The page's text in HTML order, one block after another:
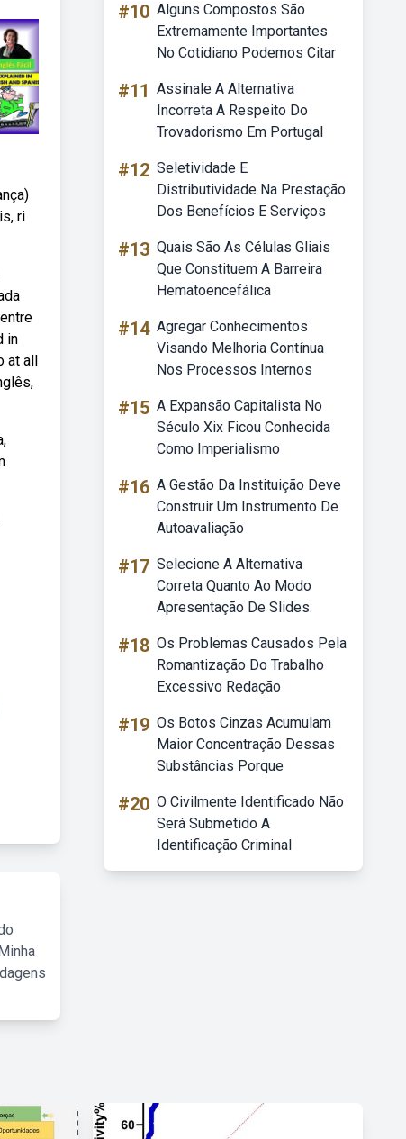
ri
in
at all
#10 Alguns Compostos São
Extremamente Importantes
No Cotidiano Podemos Citar
#11 Assinale A Alternativa
Incorreta A Respeito Do
Trovadorismo Em Portugal
#12 Seletividade E
Distributividade Na Prestação
Dos Benefícios E Serviços
#13 Quais São As Células Gliais
Que Constituem A Barreira
Hematoencefálica
#14 Agregar Conhecimentos
Visando Melhoria Contínua
Nos Processos Internos
#15 A Expansão Capitalista No
Século Xix Ficou Conhecida
Como Imperialismo
#16 A Gestão Da Instituição Deve
Construir Um Instrumento De
Autoavaliação
#17 Selecione A Alternativa
Correta Quanto Ao Modo
Apresentação De Slides.
#18 Os Problemas Causados Pela
Romantização Do Trabalho
Excessivo Redação
#19 Os Botos Cinzas Acumulam
Maior Concentração Dessas
Substâncias Porque
#20 O Civilmente Identificado Não
Será Submetido A
Identificação Criminal